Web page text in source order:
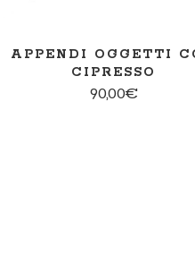
APPENDI OGGETTI
CIPRESSO
90,00€